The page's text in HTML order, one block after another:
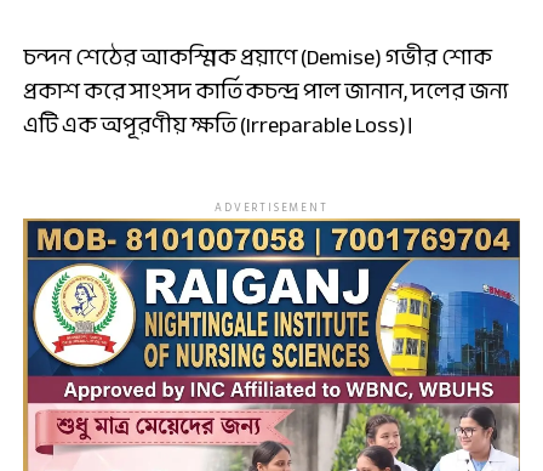
চন্দন শেঠের আকস্মিক প্রয়াণে (Demise) গভীর শোক
প্রকাশ করে সাংসদ কার্তিকচন্দ্র পাল জানান, দলের জন্য
এটি এক অপূরণীয় ক্ষতি (Irreparable Loss)।
ADVERTISEMENT